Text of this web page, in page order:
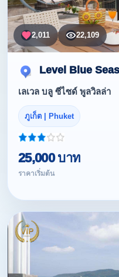
2,011 22,109
Level Blue
เลเวล บลู ซีไซด์ พูลวิลล่า
ภูเก็ต | Phuket
25,000 บาท
ราคาเริ่มต้น